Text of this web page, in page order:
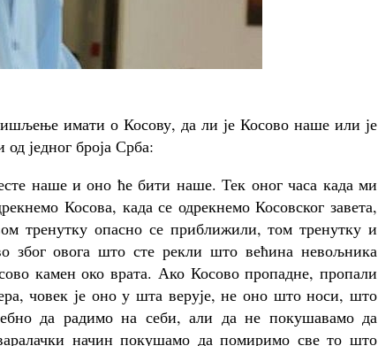
имати о Косову, да ли је Косово наше или је
једног броја Срба:
наше и оно ће бити наше. Тек оног часа када ми
Косова, када се одрекнемо Косовског завета,
тренутку опасно се приближили, том тренутку и
због овога што сте рекли што већина невољника
камен око врата. Ако Косово пропадне, пропали
човек је оно у шта верује, не оно што носи, што
да радимо на себи, али да не покушавамо да
начин покушамо да помиримо све то што